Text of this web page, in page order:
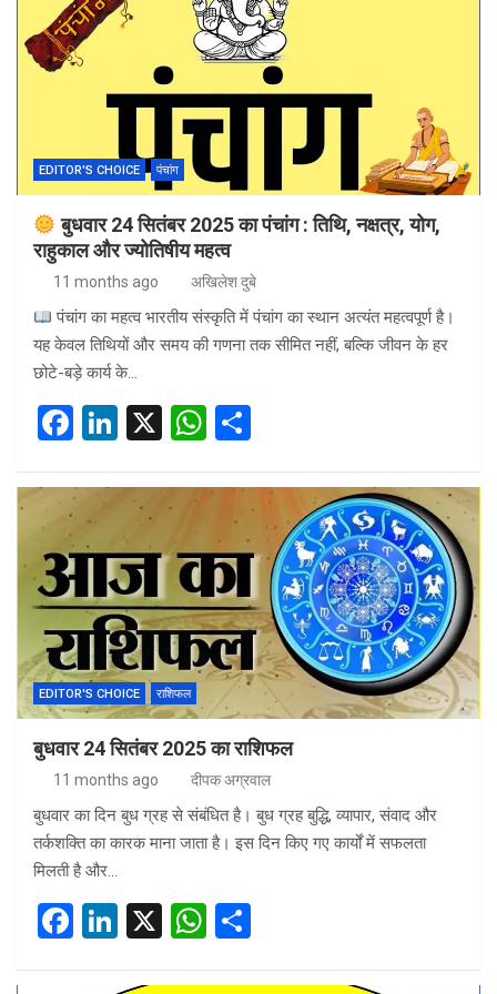
o
o
n
A
p
p
EDITOR'S CHOICE पंचांग
बुधवार 24 सितंबर 2025 का पंचांग : तिथि, नक्षत्र, योग,
राहुकाल और ज्योतिषीय महत्व
11 months ago अखिलेश दुबे
पंचांग का महत्व भारतीय संस्कृति में पंचांग का स्थान अत्यंत महत्वपूर्ण है।
यह केवल तिथियों और समय की गणना तक सीमित नहीं, बल्कि जीवन के हर
छोटे-बड़े कार्य के…
F
ce
b
o
o
k
Li
ke
dI
n
X
W
at
s
A
p
p
ar
e
EDITOR'S CHOICE राशिफल
बुधवार 24 सितंबर 2025 का राशिफल
11 months ago दीपक अग्रवाल
बुधवार का दिन बुध ग्रह से संबंधित है। बुध ग्रह बुद्धि, व्यापार, संवाद और
तर्कशक्ति का कारक माना जाता है। इस दिन किए गए कार्यों में सफलता
मिलती है और…
F
Li
X
W